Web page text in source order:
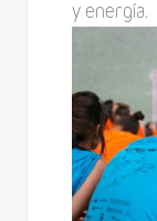
y energía.